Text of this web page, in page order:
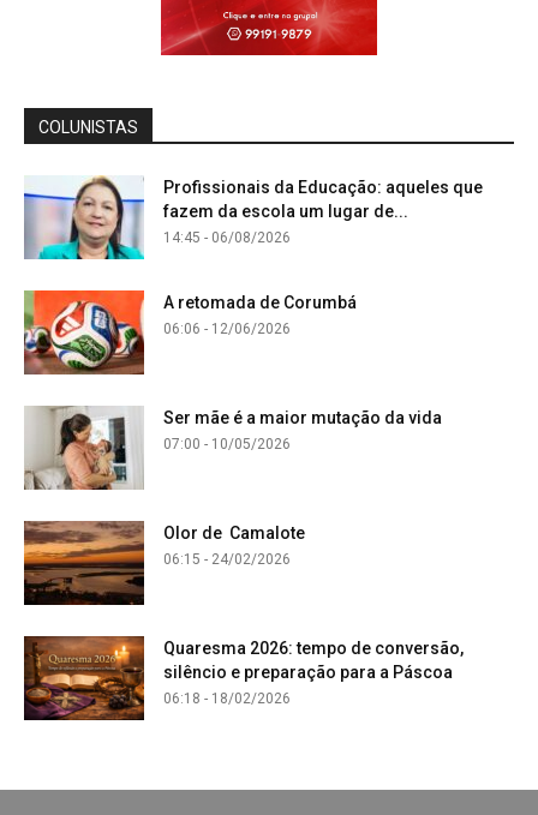
COLUNISTAS
Profissionais da Educação: aqueles que
fazem da escola um lugar de...
14:45 - 06/08/2026
A retomada de Corumbá
06:06 - 12/06/2026
Ser mãe é a maior mutação da vida
07:00 - 10/05/2026
Olor de Camalote
06:15 - 24/02/2026
Quaresma 2026: tempo de conversão,
silêncio e preparação para a Páscoa
06:18 - 18/02/2026